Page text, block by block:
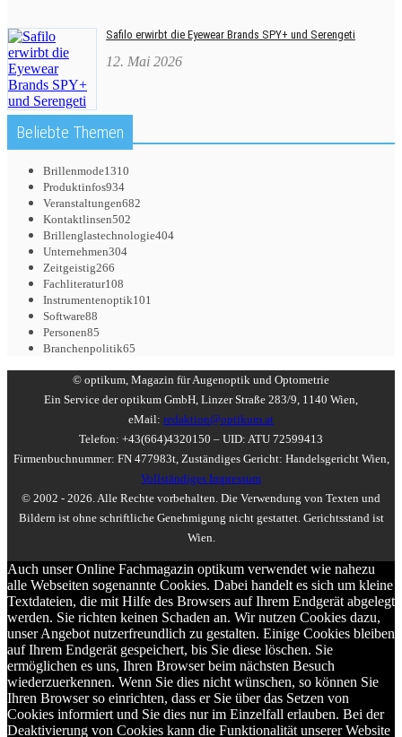
Safilo erwirbt die Eyewear Brands SPY+ und Serengeti
12. Mai 2026
Beliebte Themen
Brillenmode1310
Produktinfos934
Veranstaltungen682
Kontaktlinsen502
Brillenglastechnologie404
Unternehmen304
Zeitgeistig266
Fachliteratur108
Instrumentenoptik101
Software88
Personen85
Branchenpolitik65
© optikum, Magazin für Augenoptik und Optometrie
Ein Service der optikum GmbH, Linzer Straße 283/9, 1140 Wien,
eMail: redaktion@optikum.at
Telefon: +43(664)4320150 – UID: ATU 72599413
Firmenbuchnummer: FN 477983t, Zuständiges Gericht: Handelsgericht Wien,
Vollständiges Impressum
© 2002 - 2026. Alle Rechte vorbehalten. Die Verwendung von Texten und
Bildern ist ohne schriftliche Genehmigung nicht gestattet. Gerichtsstand ist
Wien.
Auch unser Online Fachmagazin optikum verwendet wie nahezu
alle Webseiten sogenannte Cookies. Dabei handelt es sich um kleine
Textdateien, die mit Hilfe des Browsers auf Ihrem Endgerät abgelegt
werden. Sie richten keinen Schaden an. Wir nutzen Cookies dazu,
unser Angebot nutzerfreundlich zu gestalten. Einige Cookies bleiben
auf Ihrem Endgerät gespeichert, bis Sie diese löschen. Sie
ermöglichen es uns, Ihren Browser beim nächsten Besuch
wiederzuerkennen. Wenn Sie dies nicht wünschen, so können Sie
Ihren Browser so einrichten, dass er Sie über das Setzen von
Cookies informiert und Sie dies nur im Einzelfall erlauben. Bei der
Deaktivierung von Cookies kann die Funktionalität unserer Website